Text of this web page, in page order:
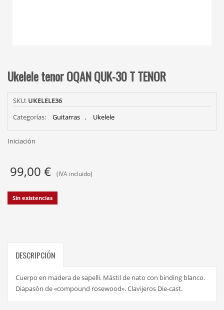
Ukelele tenor OQAN QUK-30 T TENOR
SKU: UKELELE36
Categorías:
Guitarras , Ukelele
Iniciación
99,00 € (IVA incluido)
Sin existencias
DESCRIPCIÓN
Cuerpo en madera de sapelli. Mástil de nato con binding blanco.
Diapasón de «compound rosewood». Clavijeros Die-cast.